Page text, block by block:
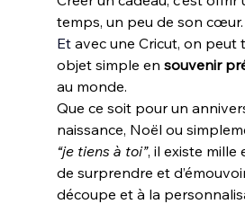
temps, un peu de son cœur.
Et avec une Cricut, on peut
objet simple en souvenir
au monde.
Que ce soit pour un
naissance, Noël ou
“je tiens à toi”, il existe mille
de surprendre et
découpe et à la